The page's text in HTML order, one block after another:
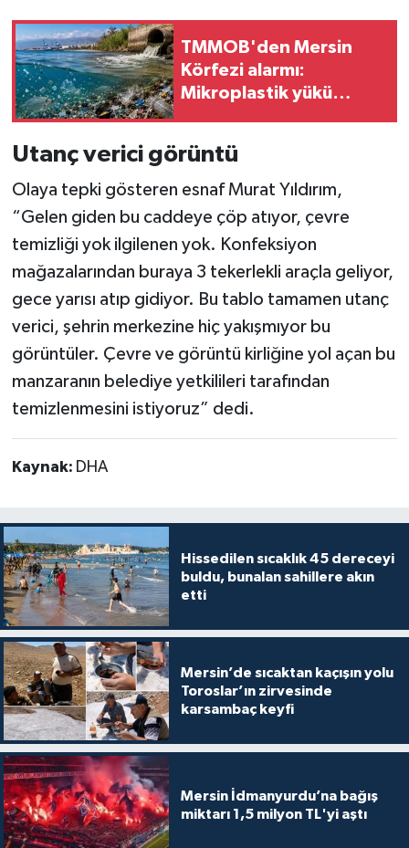
TMMOB'den Mersin
Körfezi alarmı:
Mikroplastik yükü
Utanç verici görüntü
Olaya tepki gösteren esnaf Murat Yıldırım,
“Gelen giden bu caddeye çöp atıyor, çevre
temizliği yok ilgilenen yok. Konfeksiyon
mağazalarından buraya 3 tekerlekli araçla geliyor,
gece yarısı atıp gidiyor. Bu tablo tamamen utanç
verici, şehrin merkezine hiç yakışmıyor bu
görüntüler. Çevre ve görüntü kirliğine yol açan bu
manzaranın belediye yetkilileri tarafından
temizlenmesini istiyoruz” dedi.
Kaynak: DHA
Hissedilen sıcaklık 45 dereceyi
buldu, bunalan sahillere akın
etti
Mersin’de sıcaktan kaçışın yolu
Toroslar’ın zirvesinde
karsambaç keyfi
Mersin İdmanyurdu’na bağış
miktarı 1,5 milyon TL'yi aştı